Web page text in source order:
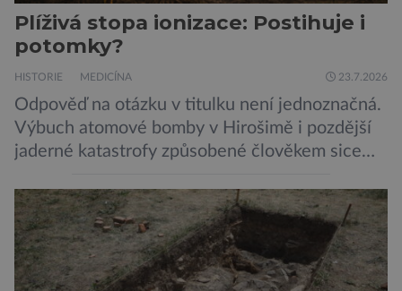
Plíživá stopa ionizace: Postihuje i
potomky?
HISTORIE MEDICÍNA 23.7.2026
Odpověď na otázku v titulku není jednoznačná.
Výbuch atomové bomby v Hirošimě i pozdější
jaderné katastrofy způsobené člověkem sice
slabší a dlouhodobé záření poškozuje DNA.
Přesto není stále zcela jasné, nakolik se mutace
vzniklé ozářením přenášejí na potomstvo. Před
pěti lety, těsně před 35. výročím výbuchu